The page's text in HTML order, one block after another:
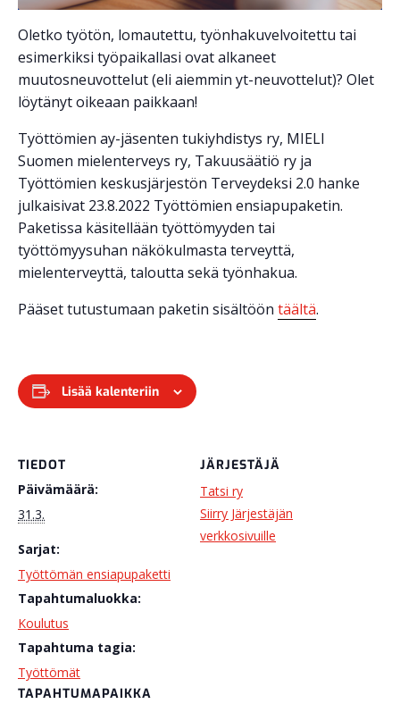
Oletko työtön, lomautettu, työnhakuvelvoitettu tai
esimerkiksi työpaikallasi ovat alkaneet
muutosneuvottelut (eli aiemmin yt-neuvottelut)? Olet
löytänyt oikeaan paikkaan!
Työttömien ay-jäsenten tukiyhdistys ry, MIELI
Suomen mielenterveys ry, Takuusäätiö ry ja
Työttömien keskusjärjestön Terveydeksi 2.0 hanke
julkaisivat 23.8.2022 Työttömien ensiapupaketin.
Paketissa käsitellään työttömyyden tai
työttömyysuhan näkökulmasta terveyttä,
mielenterveyttä, taloutta sekä työnhakua.
Pääset tutustumaan paketin sisältöön täältä.
Lisää kalenteriin
TIEDOT
Päivämäärä:
31.3.
Sarjat:
Työttömän ensiapupaketti
Tapahtumaluokka:
Koulutus
Tapahtuma tagia:
Työttömät
TAPAHTUMAPAIKKA
JÄRJESTÄJÄ
Tatsi ry
Siirry Järjestäjän
verkkosivuille